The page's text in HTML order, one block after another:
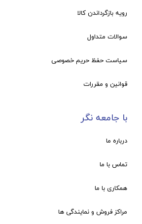
رویه بازگرداندن کالا
سوالات متداول
سیاست حفظ حریم خصوصی
قوانین و مقررات
با جامعه نگر
درباره ما
تماس با ما
همکاری با ما
مراکز فروش و نمایندگی ها